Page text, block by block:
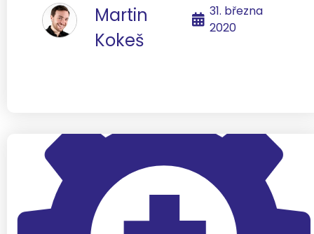
Martin
Kokeš
31. března
2020